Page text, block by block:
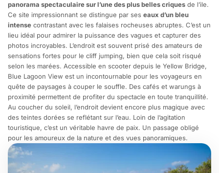
panorama spectaculaire sur l’une des plus belles criques de l’ile.
Ce site impressionnant se distingue par ses eaux d’un bleu
intense contrastant avec les falaises rocheuses abruptes. C’est un
lieu idéal pour admirer la puissance des vagues et capturer des
photos incroyables. L’endroit est souvent prisé des amateurs de
sensations fortes pour le cliff jumping, bien que cela soit risqué
selon les marées. Accessible en scooter depuis le Yellow Bridge,
Blue Lagoon View est un incontournable pour les voyageurs en
quête de paysages à couper le souffle. Des cafés et warungs à
proximité permettent de profiter du spectacle en toute tranquillité.
Au coucher du soleil, l’endroit devient encore plus magique avec
des teintes dorées se reflétant sur l’eau. Loin de l’agitation
touristique, c’est un véritable havre de paix. Un passage obligé
pour les amoureux de la nature et des vues panoramiques.